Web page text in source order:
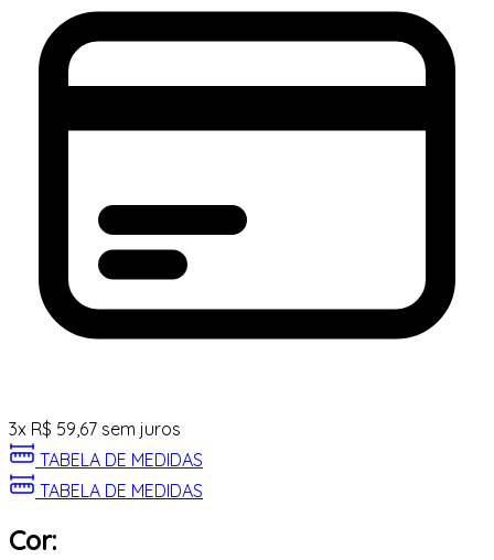
3x R$ 59,67 sem juros
TABELA DE MEDIDAS
TABELA DE MEDIDAS
Cor: